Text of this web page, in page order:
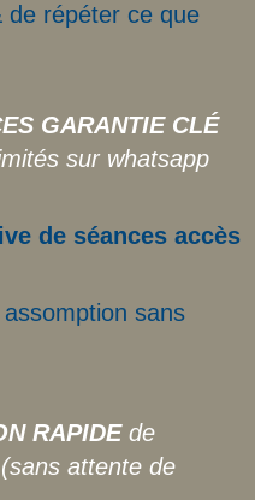
de répéter ce que
GARANTIE CLÉ
sur whatsapp
de séances accès
sans
RAPIDE de
attente de